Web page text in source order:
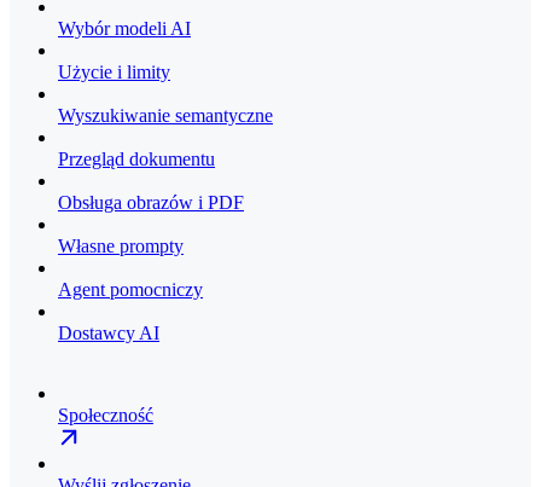
Wybór modeli AI
Użycie i limity
Wyszukiwanie semantyczne
Przegląd dokumentu
Obsługa obrazów i PDF
Własne prompty
Agent pomocniczy
Dostawcy AI
Społeczność